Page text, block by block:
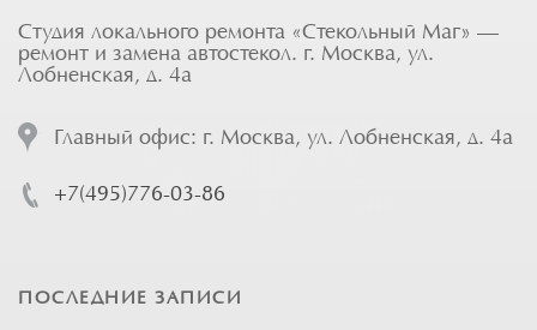
Студия локального ремонта «Стекольный Маг» —
ремонт и замена автостекол. г. Москва, ул.
Лобненская, д. 4а
Главный офис: г. Москва, ул. Лобненская, д. 4а
+7(495)776-03-86
ПОСЛЕДНИЕ ЗАПИСИ